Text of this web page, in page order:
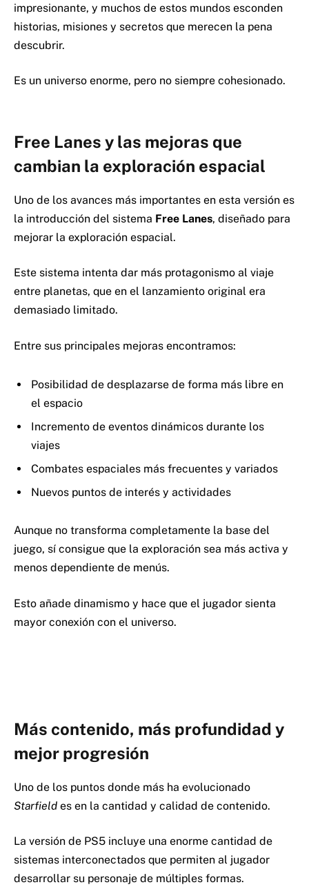
impresionante, y muchos de estos mundos esconden
historias, misiones y secretos que merecen la pena
descubrir.
Es un universo enorme, pero no siempre cohesionado.
Free Lanes y las mejoras que
cambian la exploración espacial
Uno de los avances más importantes en esta versión es
la introducción del sistema Free Lanes, diseñado para
mejorar la exploración espacial.
Este sistema intenta dar más protagonismo al viaje
entre planetas, que en el lanzamiento original era
demasiado limitado.
Entre sus principales mejoras encontramos:
Posibilidad de desplazarse de forma más libre en
el espacio
Incremento de eventos dinámicos durante los
viajes
Combates espaciales más frecuentes y variados
Nuevos puntos de interés y actividades
Aunque no transforma completamente la base del
juego, sí consigue que la exploración sea más activa y
menos dependiente de menús.
Esto añade dinamismo y hace que el jugador sienta
mayor conexión con el universo.
Más contenido, más profundidad y
mejor progresión
Uno de los puntos donde más ha evolucionado
Starfield es en la cantidad y calidad de contenido.
La versión de PS5 incluye una enorme cantidad de
sistemas interconectados que permiten al jugador
desarrollar su personaje de múltiples formas.